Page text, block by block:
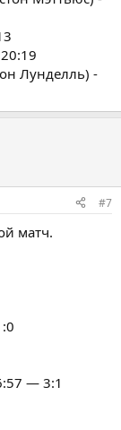
Лунделль) -
#7
матч.
— 3:1